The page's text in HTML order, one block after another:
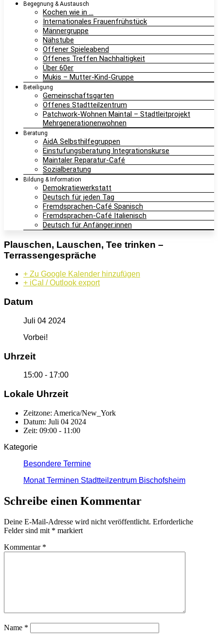
Begegnung & Austausch
Kochen wie in …
Internationales Frauenfrühstück
Männergruppe
Nähstube
Offener Spieleabend
Offenes Treffen Nachhaltigkeit
Über 60er
Mukis – Mutter-Kind-Gruppe
Beteiligung
Gemeinschaftsgarten
Offenes Stadtteilzentrum
Patchwork-Wohnen Maintal – Stadtleitprojekt
Mehrgenerationenwohnen
Beratung
AidA Selbsthilfegruppen
Einstufungsberatung Integrationskurse
Maintaler Reparatur-Café
Sozialberatung
Bildung & Information
Demokratiewerkstatt
Deutsch für jeden Tag
Fremdsprachen-Café Spanisch
Fremdsprachen-Café Italienisch
Deutsch für Anfänger:innen
Plauschen, Lauschen, Tee trinken –
Terrassengespräche
+ Zu Google Kalender hinzufügen
+ iCal / Outlook export
Datum
Juli 04 2024
Vorbei!
Uhrzeit
15:00 - 17:00
Lokale Uhrzeit
Zeitzone: America/New_York
Datum: Juli 04 2024
Zeit: 09:00 - 11:00
Kategorie
Besondere Termine
Monat Terminen Stadtteilzentrum Bischofsheim
Schreibe einen Kommentar
Deine E-Mail-Adresse wird nicht veröffentlicht. Erforderliche
Felder sind mit * markiert
Kommentar *
Name *